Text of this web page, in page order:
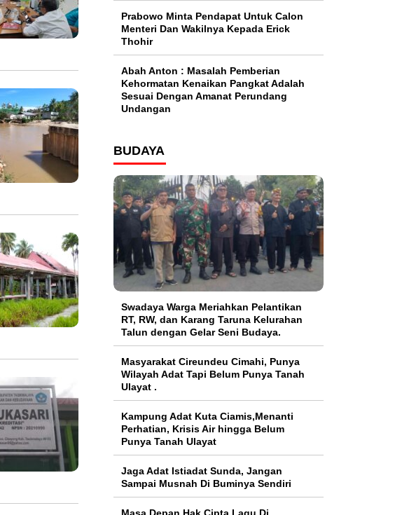
Prabowo Minta Pendapat Untuk Calon
Menteri Dan Wakilnya Kepada Erick
Thohir
Abah Anton : Masalah Pemberian
Kehormatan Kenaikan Pangkat Adalah
Sesuai Dengan Amanat Perundang
Undangan
BUDAYA
Swadaya Warga Meriahkan Pelantikan
RT, RW, dan Karang Taruna Kelurahan
Talun dengan Gelar Seni Budaya.
Masyarakat Cireundeu Cimahi, Punya
Wilayah Adat Tapi Belum Punya Tanah
Ulayat .
Kampung Adat Kuta Ciamis,Menanti
Perhatian, Krisis Air hingga Belum
Punya Tanah Ulayat
Jaga Adat Istiadat Sunda, Jangan
Sampai Musnah Di Buminya Sendiri